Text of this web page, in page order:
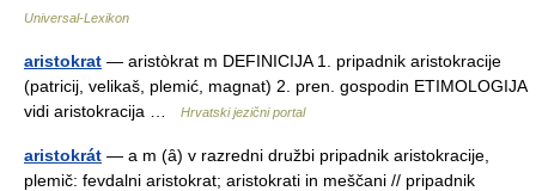
Universal-Lexikon
aristokrat — aristòkrat m DEFINICIJA 1. pripadnik aristokracije
(patricij, velikaš, plemić, magnat) 2. pren. gospodin ETIMOLOGIJA
vidi aristokracija …
Hrvatski jezični portal
aristokrát — a m (ȃ) v razredni družbi pripadnik aristokracije,
plemič: fevdalni aristokrat; aristokrati in meščani // pripadnik